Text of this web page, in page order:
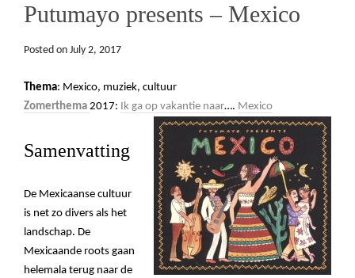
Putumayo presents – Mexico
Posted on July 2, 2017
Thema: Mexico, muziek, cultuur
Zomerthema 2017: Ik ga op vakantie naar…. Mexico
Samenvatting
De Mexicaanse cultuur
is net zo divers als het
landschap. De
Mexicaande roots gaan
helemala terug naar de